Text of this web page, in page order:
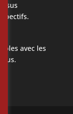
avec les